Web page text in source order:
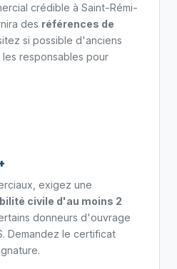
crédible à Saint-Rémi-
des références de
si possible d'anciens
responsables pour
exigez une
civile d'au moins 2
donneurs d'ouvrage
Demandez le certificat